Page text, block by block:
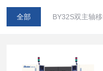
全部 BY32S双主轴